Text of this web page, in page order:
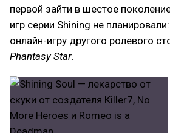
первой зайти в шестое
игр серии Shining не
онлайн-игру другого ролевого
Phantasy Star.